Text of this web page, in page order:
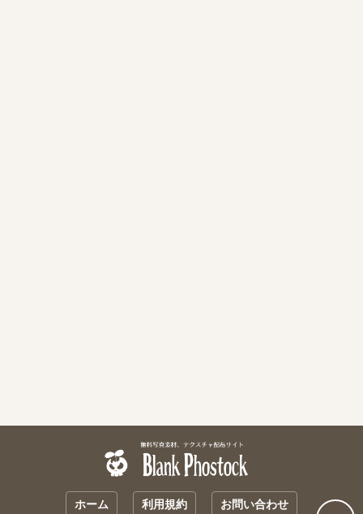
ホーム 利用規約 お問い合わせ